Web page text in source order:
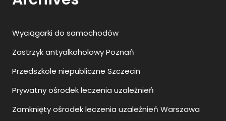
Zastrzyk antyalkoholowy Poznań
Przedszkole niepubliczne Szczecin
Prywatny ośrodek leczenia uzależnień
Zamknięty ośrodek leczenia uzależnień Warszawa
Najlepsze animacje dla dzieci